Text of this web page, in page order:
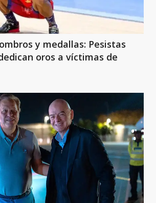
y medallas: Pesistas
oros a víctimas de